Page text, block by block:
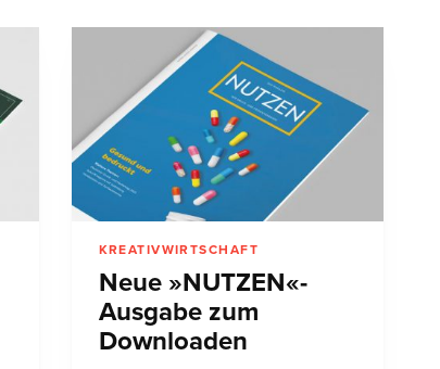
KREATIVWIRTSCHAFT
Neue »NUTZEN«-
Ausgabe zum
Downloaden